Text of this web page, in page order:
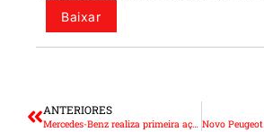
Baixar
ANTERIORES
Mercedes-Benz realiza primeira ação de vendas GLB Week